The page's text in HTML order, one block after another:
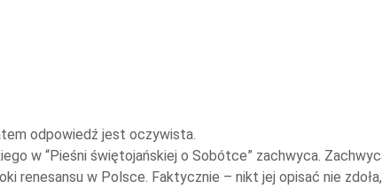
odpowiedź jest oczywista.
w “Pieśni świętojańskiej o Sobótce” zachwyca.
renesansu w Polsce. Faktycznie – nikt jej opisać nie